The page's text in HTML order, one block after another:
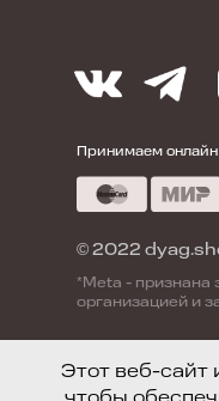
© 2022
Принимаем онлайн
*Meta - признана
организацией и
Этот веб-сайт